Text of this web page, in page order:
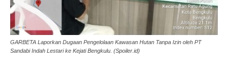
GARBETA Laporkan Dugaan Pengelolaan Kawasan Hutan Tanpa Izin oleh PT
Sandabi Indah Lestari ke Kejati Bengkulu. (Spoiler.id)